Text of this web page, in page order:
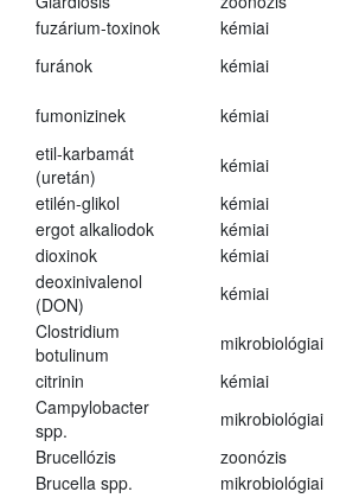
fuzárium-toxinok
kémiai
furánok
kémiai
fumonizinek
kémiai
etil-karbamát
(uretán)
kémiai
etilén-glikol
kémiai
ergot alkaliodok
kémiai
dioxinok
kémiai
deoxinivalenol
(DON)
kémiai
Clostridium
botulinum
mikrobiológiai
citrinin
kémiai
Campylobacter
spp.
mikrobiológiai
Brucellózis
zoonózis
Brucella spp.
mikrobiológiai